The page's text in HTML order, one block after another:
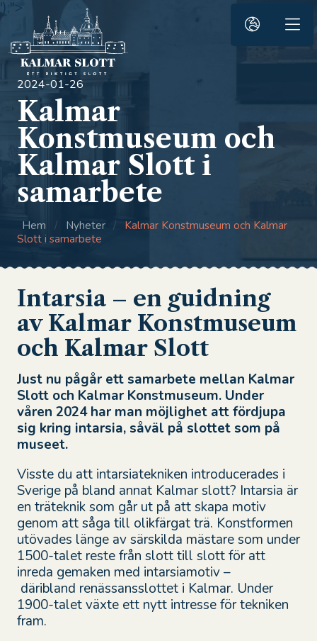
');">
2024-01-26
Kalmar
Konstmuseum och
Kalmar Slott i
samarbete
Hem / Nyheter /
Kalmar Konstmuseum och Kalmar
Slott i samarbete
Intarsia – en guidning
av Kalmar Konstmuseum
och Kalmar Slott
Just nu pågår ett samarbete mellan Kalmar
Slott och Kalmar Konstmuseum. Under
våren 2024 har man möjlighet att fördjupa
sig kring intarsia, såväl på slottet som på
museet.
Visste du att intarsiatekniken introducerades i
Sverige på bland annat Kalmar slott? Intarsia är
en träteknik som går ut på att skapa motiv
genom att såga till olikfärgat trä. Konstformen
utövades länge av särskilda mästaresom under
1500-talet reste från slott till slott för att
inreda gemaken med intarsiamotiv–
däribland renässansslottet i Kalmar. Under
1900-talet växte ett nytt intresse för tekniken
fram.